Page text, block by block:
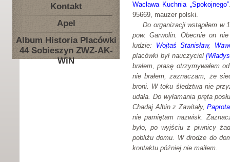
Kontakt
Apel
Album Historia Placówki
44 Sobieszyn ZWZ-AK-
WiN
Wacława Kuchnia „Spokojnego”
95669, mauzer polski.
Do organizacji wstąpiłem w
pow. Garwolin. Obecnie on
ludzie: Wojtaś Stanisław,
placówki był nauczyciel
brałem, prasę otrzymywałem
nie brałem, zaznaczam, że
broni. W toku śledztwa nie
udała. Do wyłamania pręta
Chadaj Albin z Zawitały,
nie pamiętam nazwisk.
było, po wyjściu z piwnicy
pobliżu domu. W drodze do
kontaktu później nie maiłem.